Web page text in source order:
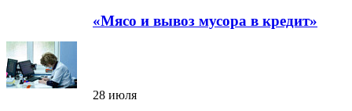
«Мясо и вывоз мусора в кредит»
28 июля